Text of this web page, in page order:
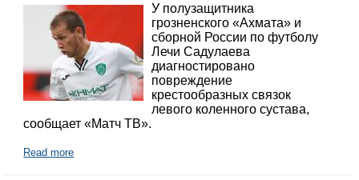
У полузащитника
грозненского «Ахмата» и
сборной России по футболу
Лечи Садулаева
диагностировано
повреждение
крестообразных связок
левого коленного сустава,
сообщает «Матч ТВ».
Read more